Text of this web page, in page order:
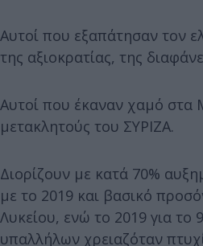
Αυτοί που εξαπάτησαν τον
της αξιοκρατίας, της
Αυτοί που έκαναν χαμό στα
μετακλητούς του ΣΥΡΙΖΑ.
Διορίζουν με κατά 70%
με το 2019 και βασικό
Λυκείου, ενώ το 2019 για το
υπαλλήλων χρειαζόταν